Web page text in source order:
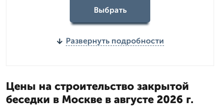
Выбрать
Развернуть подробности
Цены на строительство закрытой
беседки в Москве в августе 2026 г.